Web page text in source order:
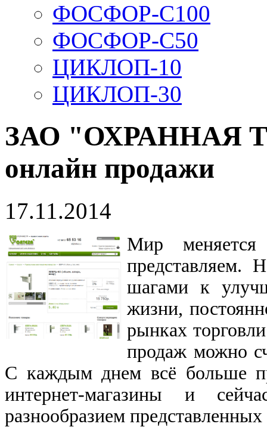
ФОСФОР-С100
ФОСФОР-С50
ЦИКЛОП-10
ЦИКЛОП-30
ЗАО "ОХРАННАЯ
онлайн продажи
17.11.2014
Мир
представляем.
шагами к
жизни,
рынках
продаж можно
С каждым днем всё больше
интернет-магазины и
разнообразием представленных